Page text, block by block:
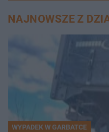
NAJNOWSZE Z
WYPADEK W GARBATCE